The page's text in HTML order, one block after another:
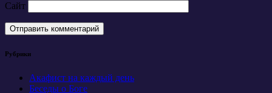
Сайт
Рубрики
Акафист на каждый день
Беседы о Боге